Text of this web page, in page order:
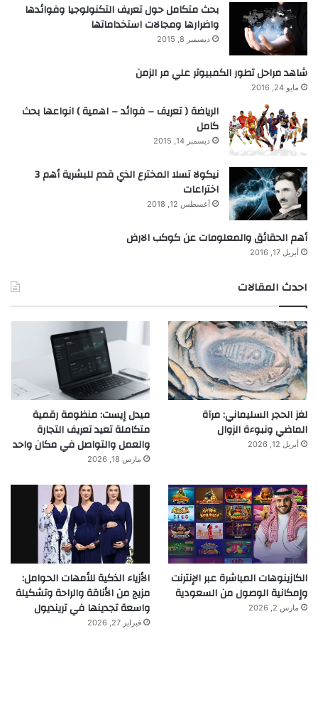
بحث متكامل حول تعريف التكنولوجيا وفوائدها
واضرارها ومجالات استخداماتها
ديسمبر 8, 2015
شاهد مراحل تطور الكمبيوتر علي مر الزمن
مايو 24, 2016
الرياضة ( تعريف – فوائد – اهمية ) انواعها بحث
كامل
ديسمبر 14, 2015
نيكولا تسلا المخترع الذي قدم للبشرية أهم 3
اختراعات
أغسطس 12, 2018
أهم الحقائق والمعلومات عن كوكب الارض
أبريل 17, 2016
احدث المقالات
لغز الحجر السليماني: مرآة
الماضي ونبوءة الزوال
أبريل 12, 2026
ميدل إيست: منظومة رقمية
متكاملة تعيد تعريف التجارة
والعمل والتواصل في مكان واحد
مارس 18, 2026
الكازينوهات المباشرة عبر الإنترنت
وإمكانية الوصول من السعودية
مارس 2, 2026
الأزياء الذكية للأمهات الحوامل:
مزيج من الأناقة والراحة وتشكيلة
واسعة تجدينها في ترينديول
فبراير 27, 2026